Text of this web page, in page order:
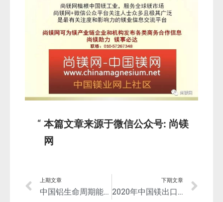
本篇文章来源于微信公众号: 尚镁
网
上期文章
中国铝生命周期能耗与碳排放的情景分析及减排对策
下期文章
2020年中国镁出口量39.38万吨，同比减少12.78%